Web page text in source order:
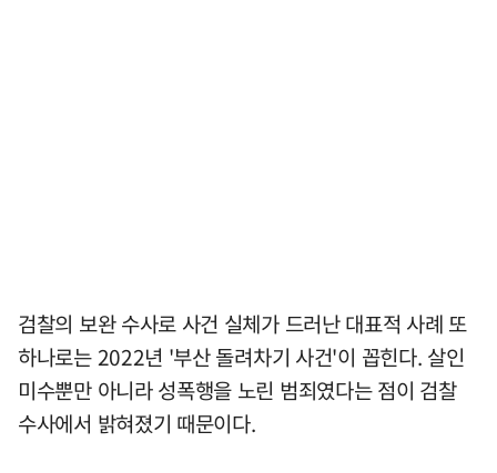
검찰의 보완 수사로 사건 실체가 드러난 대표적 사례 또
하나로는 2022년 '부산 돌려차기 사건'이 꼽힌다. 살인
미수뿐만 아니라 성폭행을 노린 범죄였다는 점이 검찰
수사에서 밝혀졌기 때문이다.